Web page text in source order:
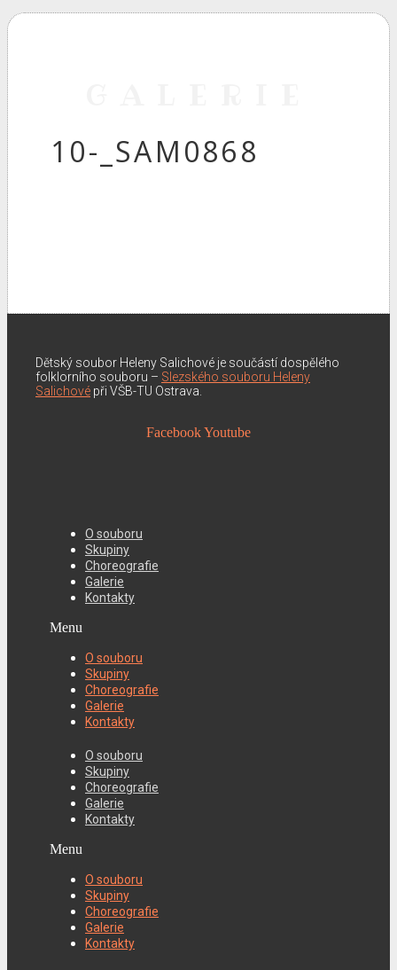
10-_SAM0868
Dětský soubor Heleny Salichové je součástí dospělého
folklorního souboru – Slezského souboru Heleny
Salichové při VŠB-TU Ostrava.
FacebookYoutube
O souboru
Skupiny
Choreografie
Galerie
Kontakty
Menu
O souboru
Skupiny
Choreografie
Galerie
Kontakty
O souboru
Skupiny
Choreografie
Galerie
Kontakty
Menu
O souboru
Skupiny
Choreografie
Galerie
Kontakty